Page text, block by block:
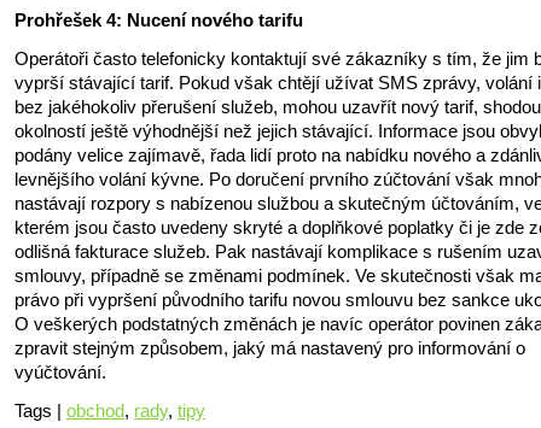
Prohřešek 4: Nucení nového tarifu
Operátoři často telefonicky kontaktují své zákazníky s tím, že jim
vyprší stávající tarif. Pokud však chtějí užívat SMS zprávy, volání
bez jakéhokoliv přerušení služeb, mohou uzavřít nový tarif, shodou
okolností ještě výhodnější než jejich stávající. Informace jsou
podány velice zajímavě, řada lidí proto na nabídku nového a
levnějšího volání kývne. Po doručení prvního zúčtování však
nastávají rozpory s nabízenou službou a skutečným účtováním,
kterém jsou často uvedeny skryté a doplňkové poplatky či je zde
odlišná fakturace služeb. Pak nastávají komplikace s rušením
smlouvy, případně se změnami podmínek. Ve skutečnosti však
právo při vypršení původního tarifu novou smlouvu bez sankce
O veškerých podstatných změnách je navíc operátor povinen
zpravit stejným způsobem, jaký má nastavený pro informování o
vyúčtování.
Tags | obchod, rady, tipy